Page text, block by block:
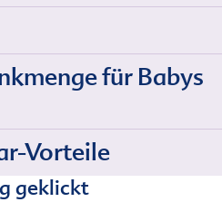
für Babys
Vorteile
geklickt